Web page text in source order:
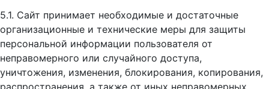
5.1. Сайт принимает необходимые и достаточные
организационные и технические меры для защиты
персональной информации пользователя от
неправомерного или случайного доступа,
уничтожения, изменения, блокирования, копирования,